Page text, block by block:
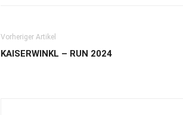
Vorheriger Artikel
KAISERWINKL – RUN 2024